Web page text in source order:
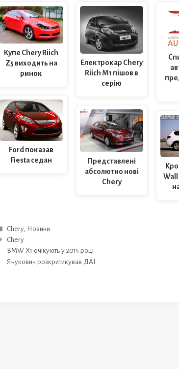
Купе Chery Riich
Z5 виходить на
ринок
Ford показав
Fiesta седан
Електрокар Chery
Riich M1 пішов в
серію
Представлені
абсолютно нові
Chery
Wall
Категорії
Chery, Новини
Позначки
Chery
BMW X1 очікують у 2015 році
Янукович розкритикував ДАІ